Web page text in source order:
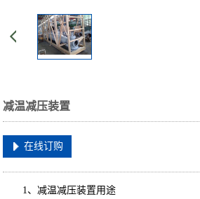
减温减压装置
在线订购
1、减温减压装置用途